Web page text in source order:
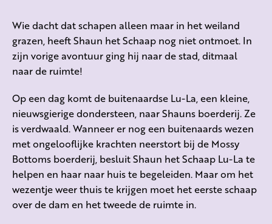
Wie dacht dat schapen alleen maar in het weiland
grazen, heeft Shaun het Schaap nog niet ontmoet. In
zijn vorige avontuur ging hij naar de stad, ditmaal
naar de ruimte!
Op een dag komt de buitenaardse Lu-La, een kleine,
nieuwsgierige dondersteen, naar Shauns boerderij. Ze
is verdwaald. Wanneer er nog een buitenaards wezen
met ongelooflijke krachten neerstort bij de Mossy
Bottoms boerderij, besluit Shaun het Schaap Lu-La te
helpen en haar naar huis te begeleiden. Maar om het
wezentje weer thuis te krijgen moet het eerste schaap
over de dam en het tweede de ruimte in.